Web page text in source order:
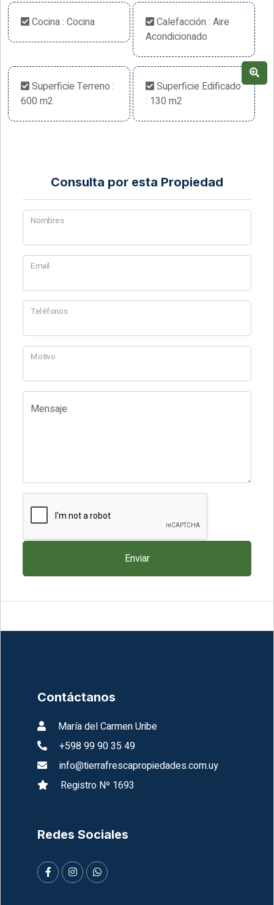
Cocina : Cocina
Calefacción : Aire
Acondicionado
Superficie Terreno :
600 m2
Superficie Edificado
: 130 m2
Consulta por esta Propiedad
Nombres
Email
Teléfonos
Motivo
Mensaje
Enviar
Contáctanos
María del Carmen Uribe
+598 99 90 35 49
info@tierrafrescapropiedades.com.uy
Registro Nº 1693
Redes Sociales